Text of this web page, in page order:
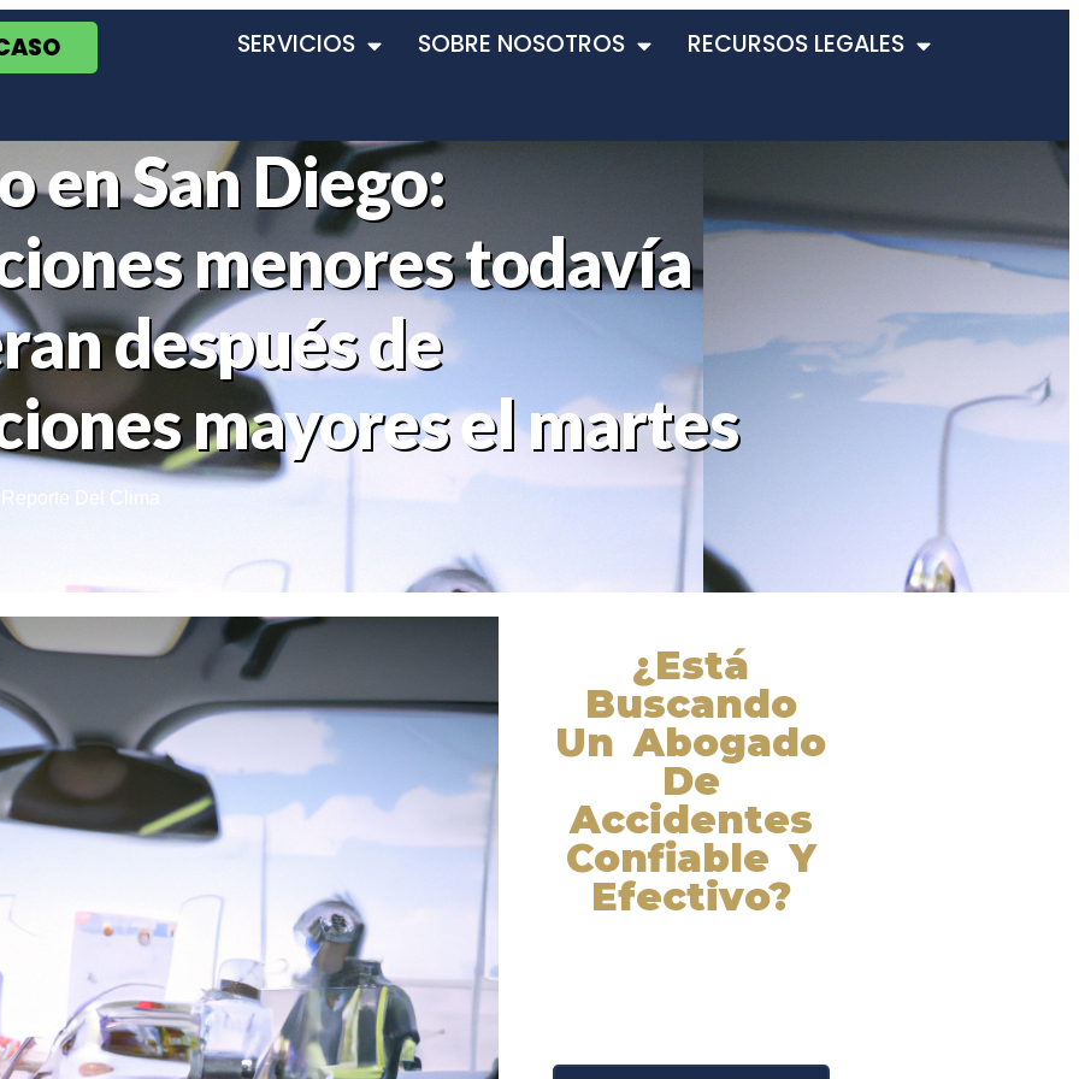
SERVICIOS SOBRE NOSOTROS RECURSOS LEGALES
en San Diego:
menores todavía
después de
mayores el martes
Reporte Del Clima
¿Está
Buscando
Un Abogado
De
Accidentes
Confiable Y
Efectivo?